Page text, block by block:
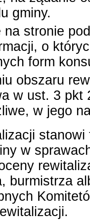
gminy.
stronie
o
form
obszaru
w ust. 3 pkt
w jego
w
burmistrza